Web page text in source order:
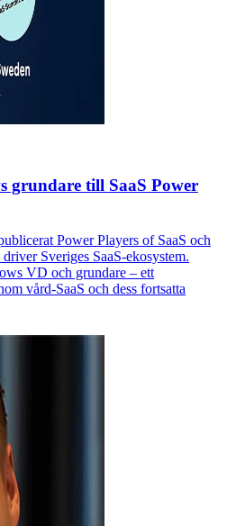
grundare till SaaS Power
Power Players of SaaS och
Sveriges SaaS-ekosystem.
VD och grundare – ett
vård-SaaS och dess fortsatta